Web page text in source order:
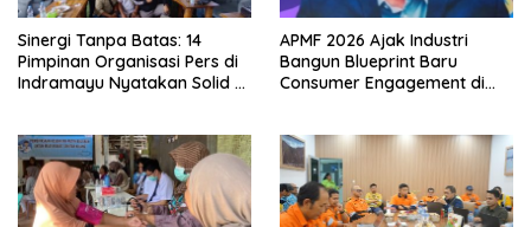
Sinergi Tanpa Batas: 14
Pimpinan Organisasi Pers di
Indramayu Nyatakan Solid di
APMF 2026 Ajak Industri
Bangun Blueprint Baru
Consumer Engagement di
Perilaku Konsumen